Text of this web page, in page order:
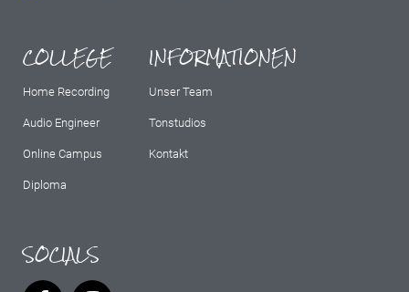
COLLEGE
Home Recording
Audio Engineer
Online Campus
Diploma
INFORMATIONEN
Unser Team
Tonstudios
Kontakt
SOCIALS